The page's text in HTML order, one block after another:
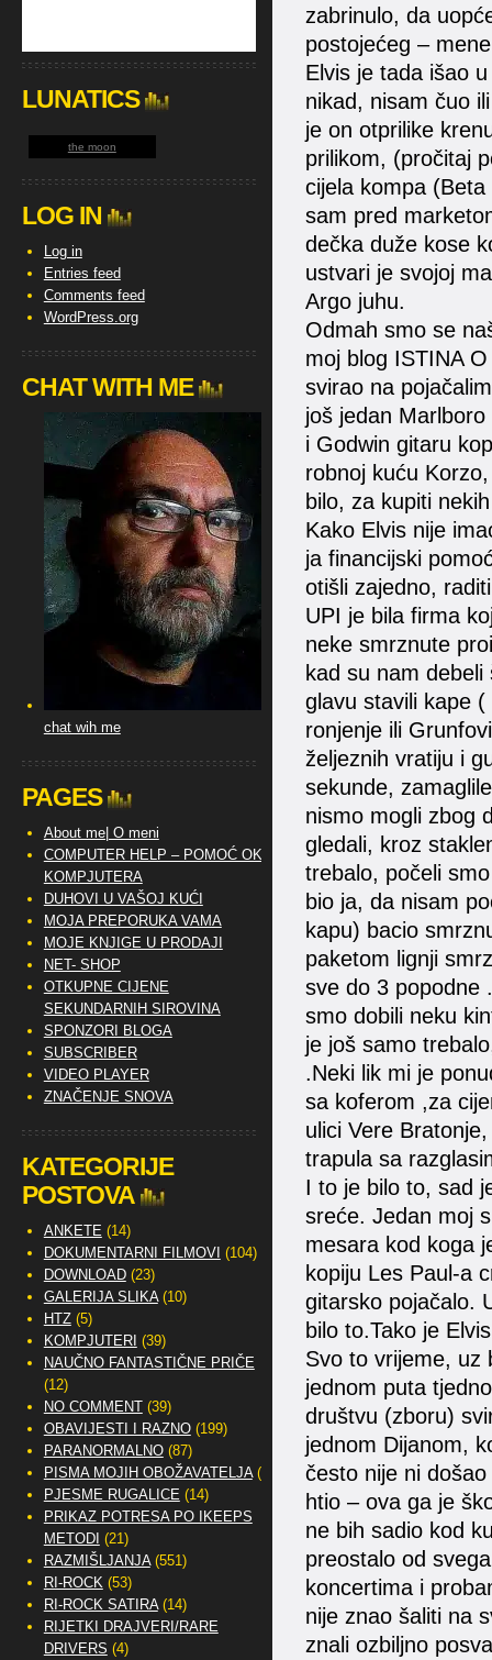
zabrinulo, da
postojećeg –
Elvis je tada išao
nikad, nisam čuo
je on otprilike
prilikom, (pročitaj
cijela kompa
sam pred
dečka duže kose
ustvari je svojoj
Argo juhu.
Odmah smo se
moj blog ISTINA
svirao na
još jedan
i Godwin gitaru
robnoj kuću
bilo, za kupiti
Kako Elvis nije
ja financijski
otišli zajedno,
UPI je bila firma
neke smrznute
kad su nam
glavu stavili kape
ronjenje ili
željeznih vratiju i
sekunde,
nismo mogli zbog
gledali, kroz
trebalo, počeli
bio ja, da nisam
kapu) bacio
paketom lignji
sve do 3 popodne
smo dobili neku
je još samo
.Neki lik mi je
sa koferom ,za
ulici Vere
trapula sa
I to je bilo to, sad
sreće. Jedan moj
mesara kod koga
kopiju Les Paul-a
gitarsko pojačalo.
bilo to.Tako je
Svo to vrijeme, uz
jednom puta
društvu (zboru)
jednom Dijanom,
često nije ni
htio – ova ga je
ne bih sadio kod
preostalo od
koncertima i
nije znao šaliti na
znali ozbiljno
LUNATICS
the moon
LOG IN
Log in
Entries feed
Comments feed
WordPress.org
CHAT WITH ME
chat wih me
PAGES
About me| O meni
COMPUTER HELP – POMOĆ OKO
KOMPJUTERA
DUHOVI U VAŠOJ KUĆI
MOJA PREPORUKA VAMA
MOJE KNJIGE U PRODAJI
NET- SHOP
OTKUPNE CIJENE
SEKUNDARNIH SIROVINA
SPONZORI BLOGA
SUBSCRIBER
VIDEO PLAYER
ZNAČENJE SNOVA
KATEGORIJE
POSTOVA
ANKETE (14)
DOKUMENTARNI FILMOVI (104)
DOWNLOAD(23)
GALERIJA SLIKA(10)
HTZ(5)
KOMPJUTERI (39)
NAUČNO FANTASTIČNE PRIČE
(12)
NO COMMENT(39)
OBAVIJESTI I RAZNO(199)
PARANORMALNO(87)
PISMA MOJIH OBOŽAVATELJA(2)
PJESME RUGALICE (14)
PRIKAZ POTRESA PO IKEEPS
METODI (21)
RAZMIŠLJANJA(551)
RI-ROCK(53)
RI-ROCK SATIRA(14)
RIJETKI DRAJVERI/RARE
DRIVERS (4)